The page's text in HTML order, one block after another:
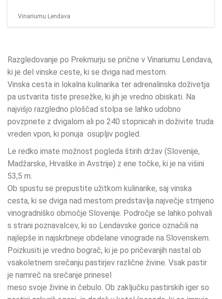
Vinariumu Lendava
Razgledovanje po Prekmurju se prične v Vinariumu Lendava,
ki je del vinske ceste, ki se dviga nad mestom.
Vinska cesta in lokalna kulinarika ter adrenalinska doživetja
pa ustvarita tiste presežke, ki jih je vredno obiskati. Na
najvišjo razgledno ploščad stolpa se lahko udobno
povzpnete z dvigalom ali po 240 stopnicah in doživite truda
vreden vpon, ki ponuja osupljiv pogled.
Le redko imate možnost pogleda štirih držav (Slovenije,
Madžarske, Hrvaške in Avstrije) z ene točke, ki je na višini
53,5 m.
Ob spustu se prepustite užitkom kulinarike, saj vinska
cesta, ki se dviga nad mestom predstavlja največje strnjeno
vinogradniško območje Slovenije. Področje se lahko pohvali
s strani poznavalcev, ki so Lendavske gorice označili na
najlepše in najskrbneje obdelane vinograde na Slovenskem.
Poizkusiti je vredno bograč, ki je po pričevanjih nastal ob
vsakoletnem srečanju pastirjev različne živine. Vsak pastir
je namreč na srečanje prinesel
meso svoje živine in čebulo. Ob zaključku pastirskih iger so